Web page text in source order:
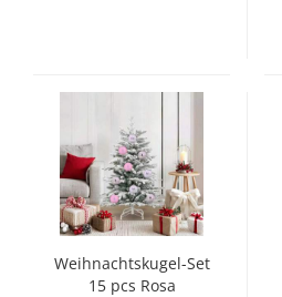
Weihnachtskugel-Set
15 pcs Rosa